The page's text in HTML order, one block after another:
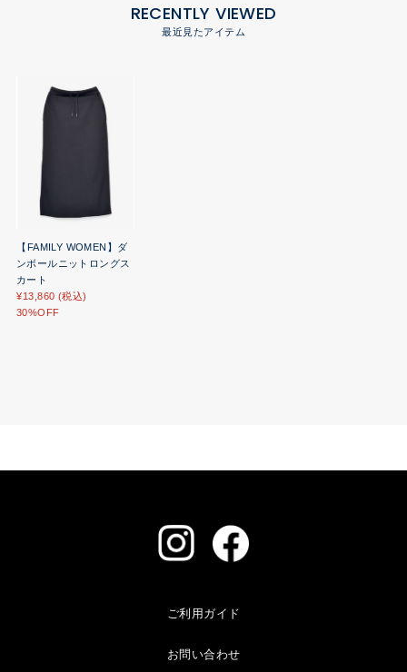
RECENTLY VIEWED
最近見たアイテム
【FAMILY WOMEN】ダ
ンボールニットロングス
カート
¥13,860 (税込)
30%OFF
ご利用ガイド
お問い合わせ